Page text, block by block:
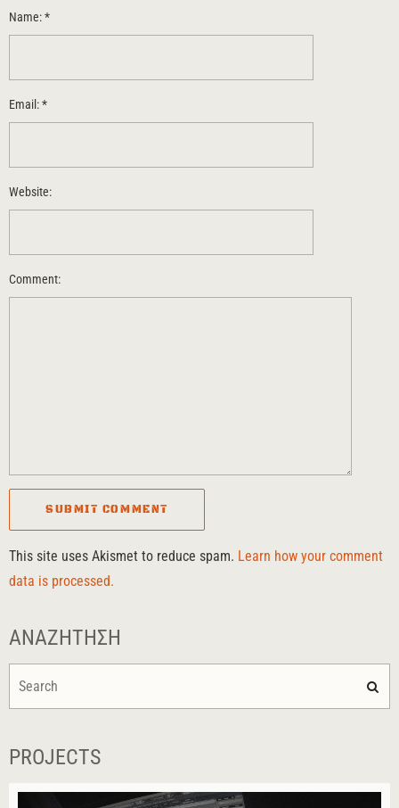
Name:*
Email:*
Website:
Comment:
This site uses Akismet to reduce spam. Learn how your comment
data is processed.
ΑΝΑΖΉΤΗΣΗ
PROJECTS